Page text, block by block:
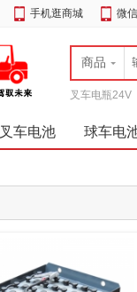
手机逛商城 微
商品
叉车电瓶24V
叉车电池 球车电